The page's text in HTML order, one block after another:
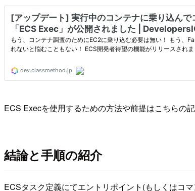
ECS Execを使用するための方法や前提はこちらの記
結論と手順の紹介
ECSタスク定義にてエントリポイント(もしくはコ